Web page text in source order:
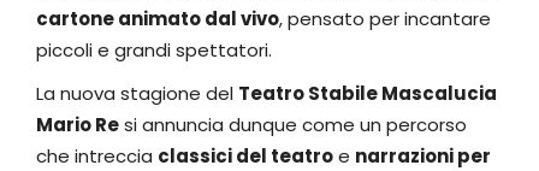
cartone animato dal vivo, pensato per incantare
piccoli e grandi spettatori.
La nuova stagione del Teatro Stabile Mascalucia
Mario Resi annuncia dunque come un percorso
che intreccia classici del teatroe narrazioni per